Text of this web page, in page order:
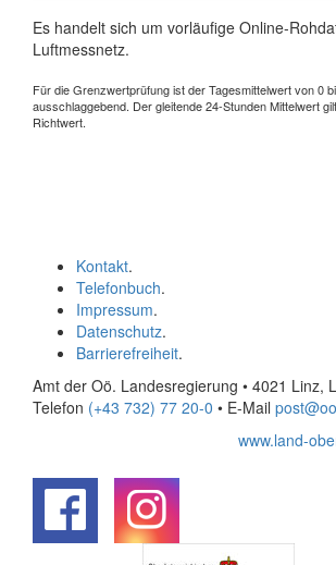
Es handelt sich um vorläufige Online-
Luftmessnetz.
Für die Grenzwertprüfung ist der Tagesmittelwert von 0
ausschlaggebend. Der gleitende 24-Stunden Mittelwert
Richtwert.
Kontakt.
Telefonbuch.
Impressum.
Datenschutz.
Barrierefreiheit.
Amt der Oö. Landesregierung • 4021 Linz,
Telefon (+43 732) 77 20-0 • E-Mail
www.land-